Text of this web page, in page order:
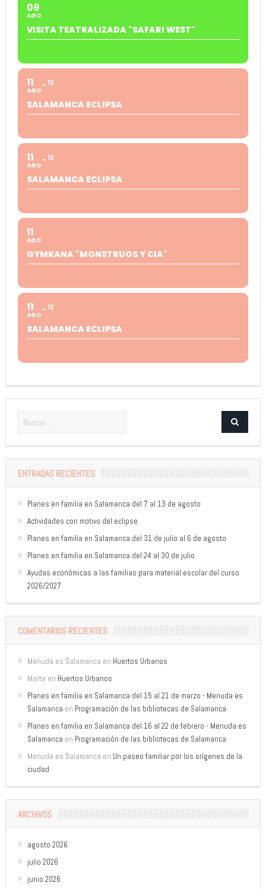
09
AGO
VISITA TEATRALIZADA "SAFARI WEST"
11
AGO
12
SALAMANCA ECLIPSA
11
AGO
12
SALAMANCA ECLIPSA
11
AGO
GYMKANA "MONSTRUOS Y CIA"
11
AGO
12
SALAMANCA ECLIPSA
ENTRADAS RECIENTES
Planes en familia en Salamanca del 7 al 13 de agosto
Actividades con motivo del eclipse
Planes en familia en Salamanca del 31 de julio al 6 de agosto
Planes en familia en Salamanca del 24 al 30 de julio
Ayudas económicas a las familias para material escolar del curso
2026/2027
COMENTARIOS RECIENTES
Menuda es Salamanca en Huertos Urbanos
Marta en Huertos Urbanos
Planes en familia en Salamanca del 15 al 21 de marzo - Menuda es
Salamanca en Programación de las bibliotecas de Salamanca
Planes en familia en Salamanca del 16 al 22 de febrero - Menuda es
Salamanca en Programación de las bibliotecas de Salamanca
Menuda es Salamanca en Un paseo familiar por los orígenes de la
ciudad
ARCHIVOS
agosto 2026
julio 2026
junio 2026